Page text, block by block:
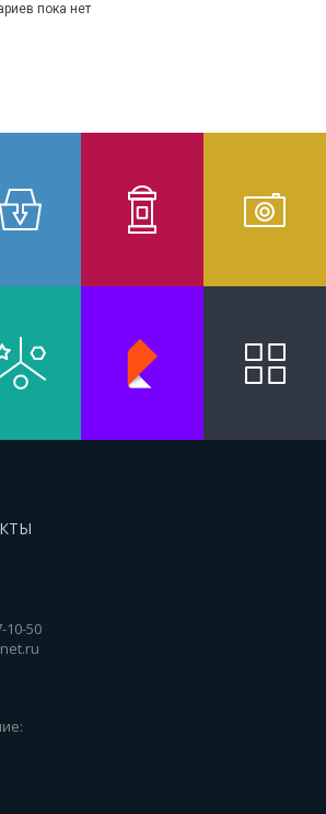
пока нет
10-50